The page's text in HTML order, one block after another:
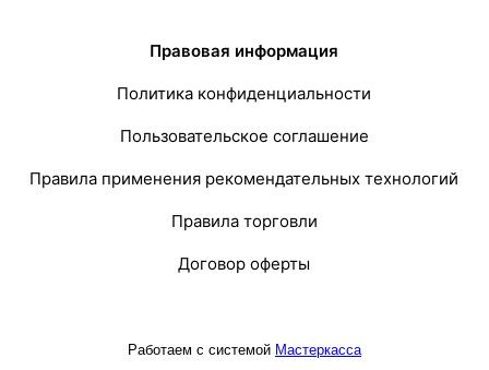
Правовая информация
Политика конфиденциальности
Пользовательское соглашение
Правила применения рекомендательных технологий
Правила торговли
Договор оферты
Работаем с системой Мастеркасса